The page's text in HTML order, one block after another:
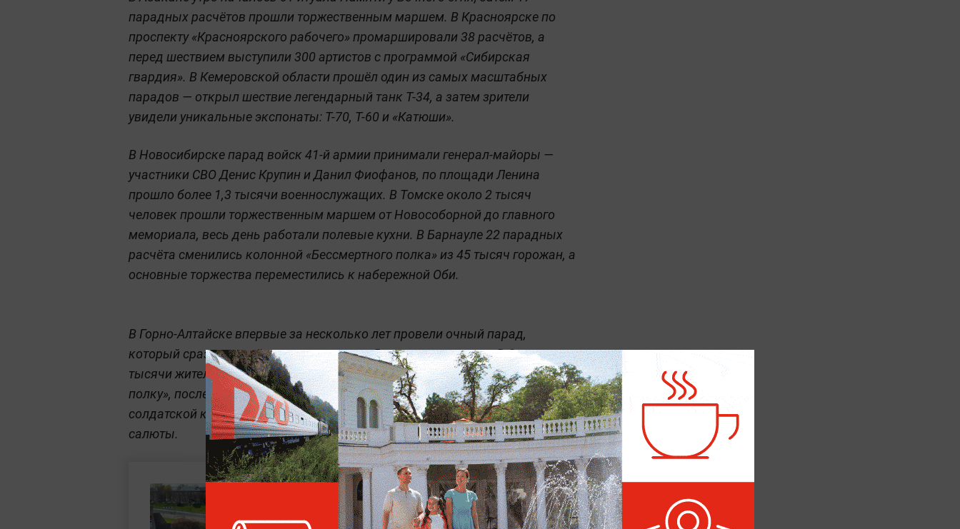
парадных расчётов прошли торжественным маршем. В Красноярске по
проспекту «Красноярского рабочего» промаршировали 38 расчётов, а
перед шествием выступили 300 артистов с программой «Сибирская
гвардия». В Кемеровской области прошёл один из самых масштабных
парадов — открыл шествие легендарный танк Т-34, а затем зрители
увидели уникальные экспонаты: Т-70, Т-60 и «Катюши».
В Новосибирске парад войск 41-й армии принимали генерал-майоры —
участники СВО Денис Крупин и Данил Фиофанов, по площади Ленина
прошло более 1,3 тысячи военнослужащих. В Томске около 2 тысяч
человек прошли торжественным маршем от Новособорной до главного
мемориала, весь день работали полевые кухни. В Барнауле 22 парадных
расчёта сменились колонной «Бессмертного полка» из 45 тысяч горожан, а
основные торжества переместились к набережной Оби.
В Горно-Алтайске впервые за несколько лет провели очный парад,
который сразу перешёл в шествие около 5 тысяч участников. В Омске
тысячи жителей с портретами дедов и прадедов прошли в «Бессмертном
полку», после чего работали интерактивные площадки и полевые кухни с
солдатской кашей. Повсеместно вечером небо озарили праздничные
салюты.
Сотни жителей Нарвы
смотрели парад на Красной